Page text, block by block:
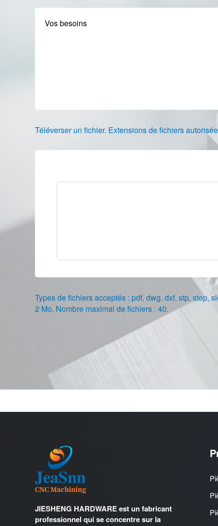
Téléverser un fichier. Extensions de fichiers
Types de fichiers acceptés : pdf, dwg, dxf, stp, step,
2 Mo. Nombre maximal de fichiers : 40.
JIESHENG HARDWARE est un fabricant
professionnel qui se concentre sur la